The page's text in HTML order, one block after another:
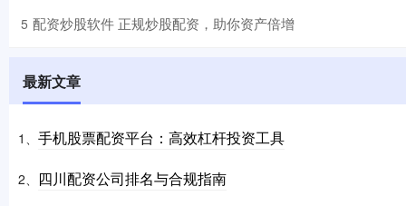
5 ​配资炒股软件 正规炒股配资，助你资产倍增
最新文章
1、 手机股票配资平台：高效杠杆投资工具
2、 四川配资公司排名与合规指南